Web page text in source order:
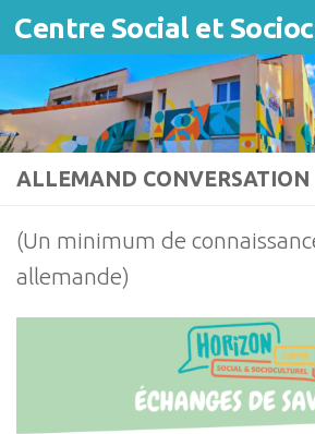
Skip to content
ALLEMAND CONVERSATION
(Un minimum de
allemande)